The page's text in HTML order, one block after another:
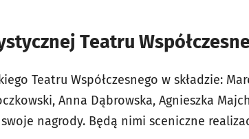
Teatru
Teatru Współczesnego w składzie:
Anna Dąbrowska, Agnieszka
swoje nagrody. Będą nimi sceniczne